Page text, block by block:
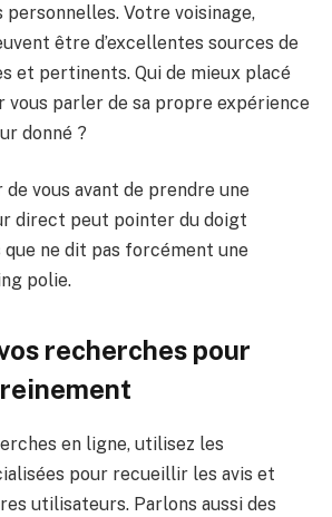
personnelles. Votre voisinage,
être d’excellentes sources de
et pertinents. Qui de mieux placé
vous parler de sa propre expérience
donné ?
vous avant de prendre une
direct peut pointer du doigt
ne dit pas forcément une
polie.
recherches pour
en ligne, utilisez les
pour recueillir les avis et
utilisateurs. Parlons aussi des